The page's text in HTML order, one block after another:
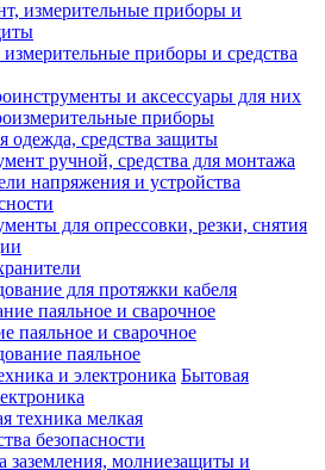
приборы и средства
и аксессуары для них
приборы
одежда, средства защиты
ручной, средства для монтажа
напряжения и устройства
для опрессовки, резки, снятия
для протяжки кабеля
паяльное и сварочное
паяльное
Бытовая
техника мелкая
безопасности